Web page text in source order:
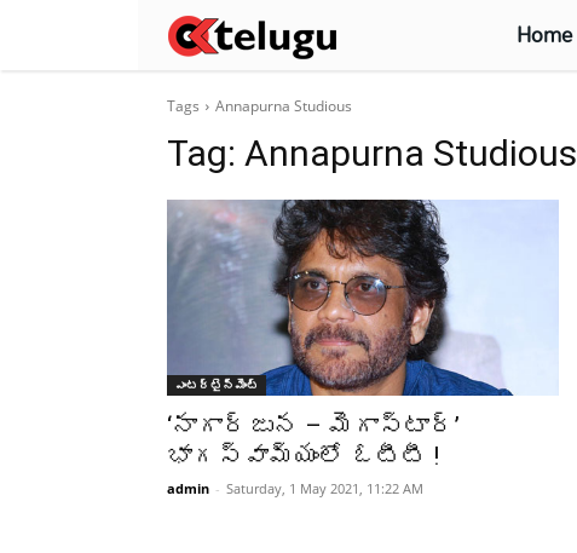
Home
Tags Annapurna Studious
Tag: Annapurna Studious
ఎంటర్టైన్మెంట్
‘నాగార్జున – మెగాస్టార్’
భాగస్వామ్యంలో ఓటీటీ !
admin - Saturday, 1 May 2021, 11:22 AM